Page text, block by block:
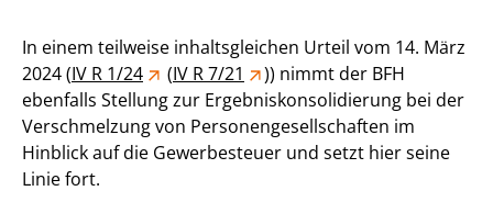
In einem teilweise inhaltsgleichen Urteil vom 14. März
2024 (IV R 1/24 (IV R 7/21
)) nimmt der BFH
ebenfalls Stellung zur Ergebniskonsolidierung bei der
Verschmelzung von Personengesellschaften im
Hinblick auf die Gewerbesteuer und setzt hier seine
Linie fort.